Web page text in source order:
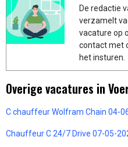
De redactie
verzamelt
vacature op
contact met
het insturen.
Overige vacatures in
C chauffeur Wolfram Chain 04-
Chauffeur C 24/7 Drive 07-05-